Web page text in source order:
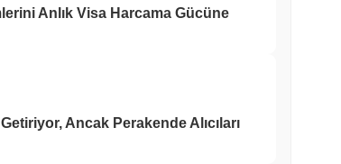
Anlık Visa Harcama Gücüne
Ancak Perakende Alıcıları